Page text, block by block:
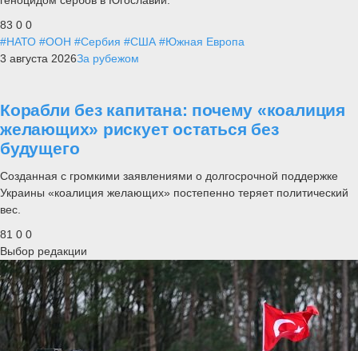
83 0 0
#НАТО #ООН #Сербия #США #Южная Европа
3 августа 2026За рубежом
Корабли без капитана: почему «коалиция
желающих» рискует остаться без
будущего
Созданная с громкими заявлениями о долгосрочной поддержке
Украины «коалиция желающих» постепенно теряет политический
вес.
81 0 0
Выбор редакции